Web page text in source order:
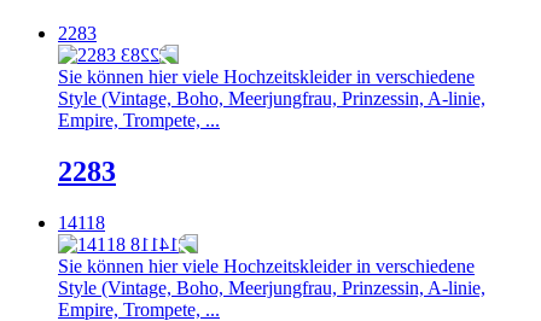
2283
Sie können hier viele Hochzeitskleider in verschiedene
Style (Vintage, Boho, Meerjungfrau, Prinzessin, A-linie,
Empire, Trompete, ...
2283
14118
Sie können hier viele Hochzeitskleider in verschiedene
Style (Vintage, Boho, Meerjungfrau, Prinzessin, A-linie,
Empire, Trompete, ...